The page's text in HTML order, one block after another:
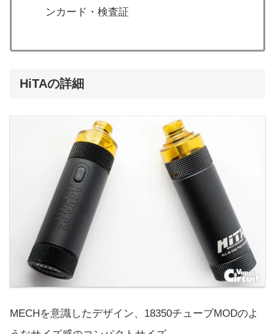
ンカード・検査証
HiTAの詳細
MECHを意識したデザイン、18350チューブMODのよ